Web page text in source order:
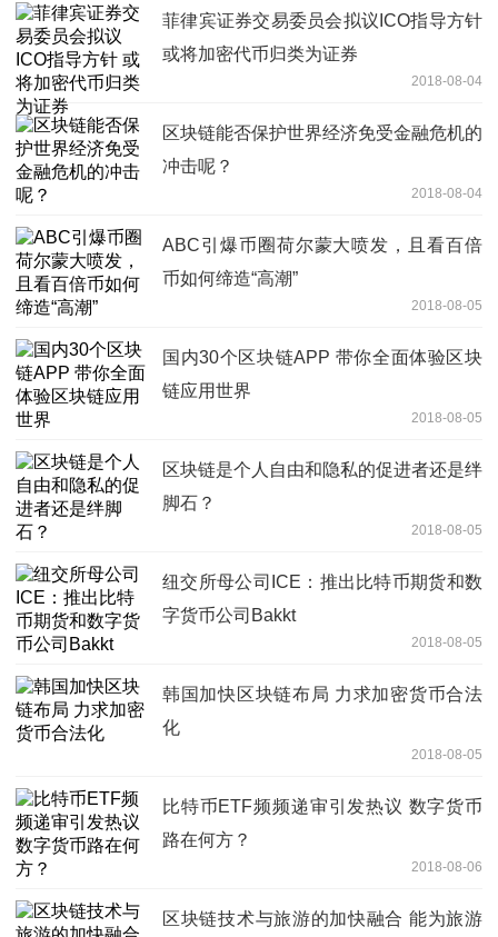
菲律宾证券交易委员会拟议ICO指导方针
或将加密代币归类为证券
2018-08-04
区块链能否保护世界经济免受金融危机的
冲击呢？
2018-08-04
ABC引爆币圈荷尔蒙大喷发，且看百倍
币如何缔造“高潮”
2018-08-05
国内30个区块链APP 带你全面体验区块
链应用世界
2018-08-05
区块链是个人自由和隐私的促进者还是绊
脚石？
2018-08-05
纽交所母公司ICE：推出比特币期货和数
字货币公司Bakkt
2018-08-05
韩国加快区块链布局 力求加密货币合法
化
2018-08-05
比特币ETF频频递审引发热议 数字货币
路在何方？
2018-08-06
区块链技术与旅游的加快融合 能为旅游